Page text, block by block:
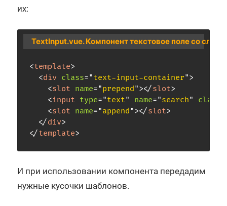
их:
TextInput.vue. Компонент текстовое поле со
<template>
<div class="text-input-container">
<slot name="prepend"></slot>
<input type="text" name="search" class
<slot name="append"></slot>
</div>
</template>
И при использовании компонента передадим
нужные кусочки шаблонов.